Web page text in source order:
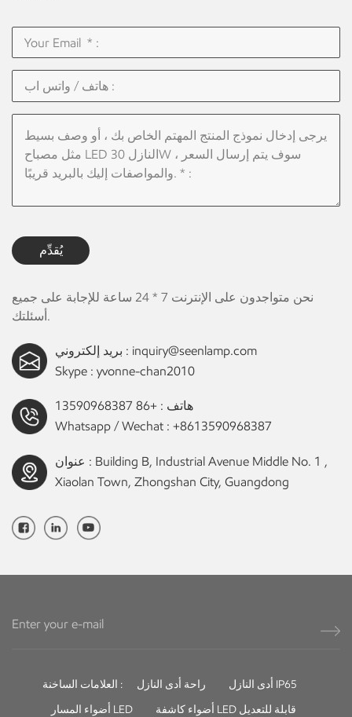
يُقدِّم
نحن متواجدون على الإنترنت 7 * 24 ساعة للإجابة على جميع
أسئلتك.
بريد إلكتروني : inquiry@seenlamp.com
Skype : yvonne-chan2010
هاتف :+86 13590968387
Whatsapp / Wechat : +8613590968387
عنوان : Building B, Industrial Avenue Middle No. 1 ,
Xiaolan Town, Zhongshan City, Guangdong
العلامات الساخنة : راحة أدى النازل
أدى النازل IP65
أضواء المسار LED
أضواء كاشفة LED قابلة للتعديل